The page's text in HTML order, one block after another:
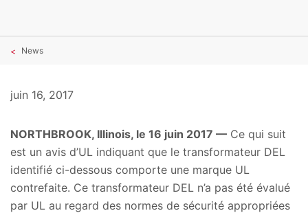
News
juin 16, 2017
NORTHBROOK, Illinois, le 16 juin 2017 — Ce qui suit
est un avis d’UL indiquant que le transformateur DEL
identifié ci-dessous comporte une marque UL
contrefaite. Ce transformateur DEL n’a pas été évalué
par UL au regard des normes de sécurité appropriées